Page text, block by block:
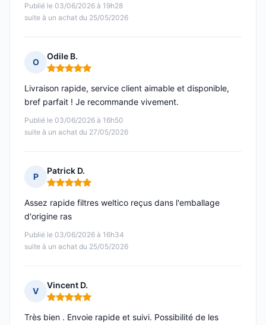
Publié le 03/06/2026 à 19h28
suite à un achat du 25/05/2026
O
Odile B.
Note : 5 sur 5
Publié le 03/06/2026 à 16h50
suite à un achat du 27/05/2026
Livraison rapide, service client aimable et disponible,
bref parfait ! Je recommande vivement.
P
Patrick D.
Note : 5 sur 5
Publié le 03/06/2026 à 16h34
suite à un achat du 25/05/2026
Assez rapide filtres weltico reçus dans l'emballage
d'origine ras
V
Vincent D.
Note : 5 sur 5
Très bien . Envoie rapide et suivi. Possibilité de les